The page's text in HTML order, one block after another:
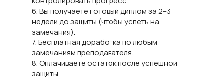
6. Вы получаете готовый диплом за 2–3
недели до защиты (чтобы успеть на
замечания).
7. Бесплатная доработка по любым
замечаниям преподавателя.
8. Оплачиваете остаток после успешной
защиты.